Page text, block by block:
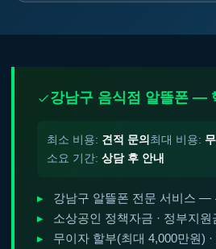
강남구 음식점 알뜰폰 —
최소 비용: 견적 문의 최대 비용:
소요 기간: 상담 후 안내
강남구 알뜰폰 전문 서비스 —
소상공인 정책자금 · 정부지원
무이자 할부(최대 4,000만원)